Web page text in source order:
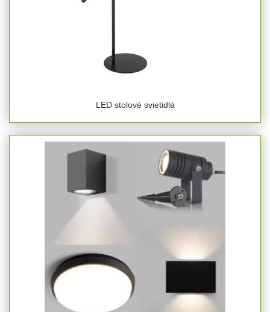
LED stolové svietidlá